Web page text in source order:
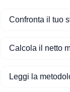
Confronta il tuo
Calcola il netto
Leggi la